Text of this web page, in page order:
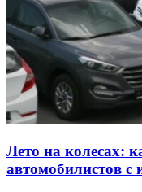
Лето на колесах:
автомобилистов с